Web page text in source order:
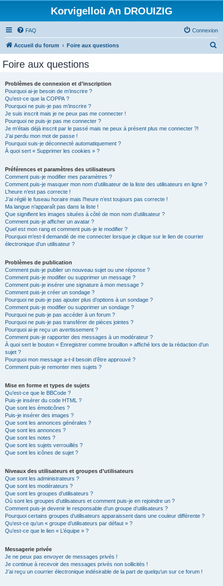
Korvigelloù An DROUIZIG
FAQ Connexion
Accueil du forum Foire aux questions
Foire aux questions
Problèmes de connexion et d’inscription
Pourquoi ai-je besoin de m’inscrire ?
Qu’est-ce que la COPPA ?
Pourquoi ne puis-je pas m’inscrire ?
Je suis inscrit mais je ne peux pas me connecter !
Pourquoi ne puis-je pas me connecter ?
Je m’étais déjà inscrit par le passé mais ne peux à présent plus me connecter ?!
J’ai perdu mon mot de passe !
Pourquoi suis-je déconnecté automatiquement ?
À quoi sert « Supprimer les cookies » ?
Préférences et paramètres des utilisateurs
Comment puis-je modifier mes paramètres ?
Comment puis-je masquer mon nom d’utilisateur de la liste des utilisateurs en ligne ?
L’heure n’est pas correcte !
J’ai réglé le fuseau horaire mais l’heure n’est toujours pas correcte !
Ma langue n’apparaît pas dans la liste !
Que signifient les images situées à côté de mon nom d’utilisateur ?
Comment puis-je afficher un avatar ?
Quel est mon rang et comment puis-je le modifier ?
Pourquoi m’est-il demandé de me connecter lorsque je clique sur le lien de courrier
électronique d’un utilisateur ?
Problèmes de publication
Comment puis-je publier un nouveau sujet ou une réponse ?
Comment puis-je modifier ou supprimer un message ?
Comment puis-je insérer une signature à mon message ?
Comment puis-je créer un sondage ?
Pourquoi ne puis-je pas ajouter plus d’options à un sondage ?
Comment puis-je modifier ou supprimer un sondage ?
Pourquoi ne puis-je pas accéder à un forum ?
Pourquoi ne puis-je pas transférer de pièces jointes ?
Pourquoi ai-je reçu un avertissement ?
Comment puis-je rapporter des messages à un modérateur ?
À quoi sert le bouton « Enregistrer comme brouillon » affiché lors de la rédaction d’un
sujet ?
Pourquoi mon message a-t-il besoin d’être approuvé ?
Comment puis-je remonter mes sujets ?
Mise en forme et types de sujets
Qu’est-ce que le BBCode ?
Puis-je insérer du code HTML ?
Que sont les émoticônes ?
Puis-je insérer des images ?
Que sont les annonces générales ?
Que sont les annonces ?
Que sont les notes ?
Que sont les sujets verrouillés ?
Que sont les icônes de sujet ?
Niveaux des utilisateurs et groupes d’utilisateurs
Que sont les administrateurs ?
Que sont les modérateurs ?
Que sont les groupes d’utilisateurs ?
Où sont les groupes d’utilisateurs et comment puis-je en rejoindre un ?
Comment puis-je devenir le responsable d’un groupe d’utilisateurs ?
Pourquoi certains groupes d’utilisateurs apparaissent dans une couleur différente ?
Qu’est-ce qu’un « groupe d’utilisateurs par défaut » ?
Qu’est-ce que le lien « L’équipe » ?
Messagerie privée
Je ne peux pas envoyer de messages privés !
Je continue à recevoir des messages privés non sollicités !
J’ai reçu un courrier électronique indésirable de la part de quelqu’un sur ce forum !